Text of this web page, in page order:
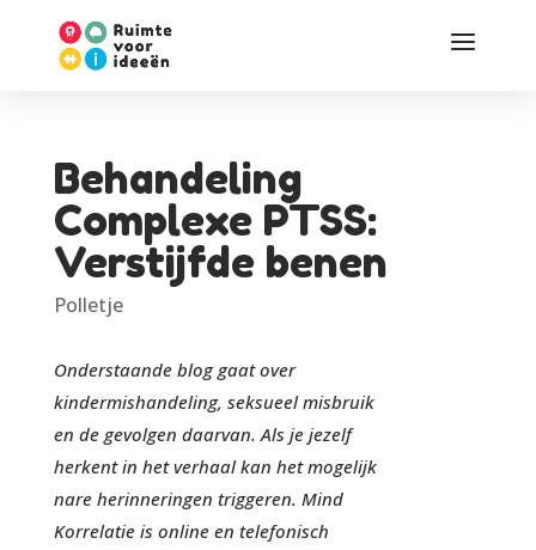
Behandeling
Complexe PTSS:
Verstijfde benen
Polletje
Onderstaande blog gaat over
kindermishandeling, seksueel misbruik
en de gevolgen daarvan. Als je jezelf
herkent in het verhaal kan het mogelijk
nare herinneringen triggeren. Mind
Korrelatieis online en telefonisch